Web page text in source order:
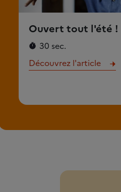
Ouvert tout l'été !
30 sec.
Découvrez l'article